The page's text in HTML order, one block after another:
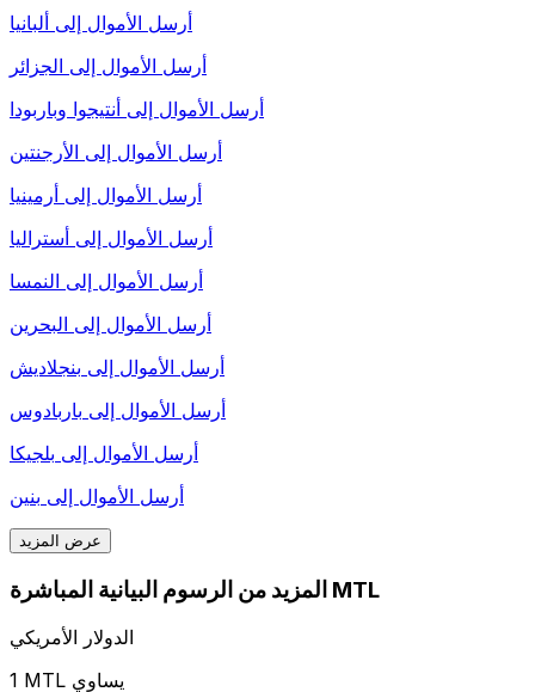
أرسل الأموال إلى ألبانيا
أرسل الأموال إلى الجزائر
أرسل الأموال إلى أنتيجوا وباربودا
أرسل الأموال إلى الأرجنتين
أرسل الأموال إلى أرمينيا
أرسل الأموال إلى أستراليا
أرسل الأموال إلى النمسا
أرسل الأموال إلى البحرين
أرسل الأموال إلى بنجلاديش
أرسل الأموال إلى باربادوس
أرسل الأموال إلى بلجيكا
أرسل الأموال إلى بنين
عرض المزيد
المزيد من الرسوم البيانية المباشرة MTL
الدولار الأمريكي
1 MTL يساوي